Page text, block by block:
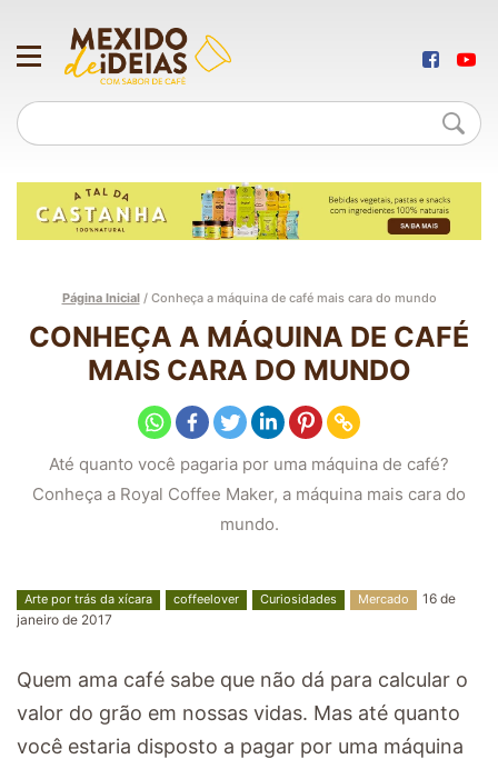
Página Inicial/ Conheça a máquina de café mais cara do mundo
CONHEÇA A MÁQUINA DE CAFÉ
MAIS CARA DO MUNDO
Até quanto você pagaria por uma máquina de café?
Conheça a Royal Coffee Maker, a máquina mais cara do
mundo.
Arte por trás da xícara coffeelover Curiosidades Mercado
16 de
janeiro de 2017
Quem ama café sabe que não dá para calcular o
valor do grão em nossas vidas. Mas até quanto
você estaria disposto a pagar por uma máquina